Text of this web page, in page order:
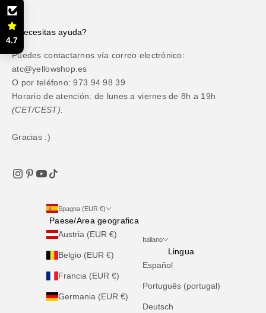
¿Necesitas ayuda?
Puedes contactarnos vía correo electrónico:
atc@yellowshop.es
O por teléfono: 973 94 98 39
Horario de atención: de lunes a viernes de 8h a 19h
(CET/CEST).
Gracias :)
Spagna (EUR €)
Paese/Area geografica
Austria (EUR €)
Belgio (EUR €)
Francia (EUR €)
Germania (EUR €)
Italiano
Lingua
Español
Português (portugal)
Deutsch
4.7